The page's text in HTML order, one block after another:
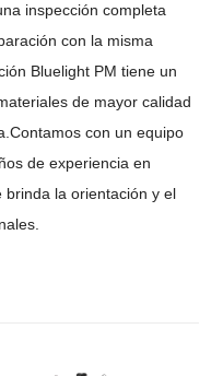
inspección completa
con la misma
Bluelight PM tiene un
de mayor calidad
Contamos con un equipo
de experiencia en
la orientación y el